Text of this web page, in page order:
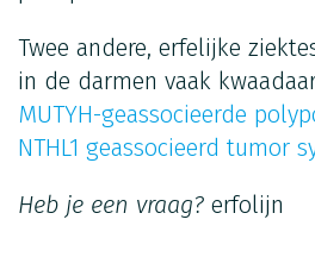
Twee andere, erfelijke
in de darmen vaak
MUTYH-geassocieerde
NTHL1 geassocieerd tumor
Heb je een vraag? erfolijn